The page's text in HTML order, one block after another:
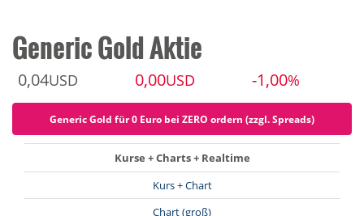
Generic Gold Aktie
0,04USD 0,00USD -1,00%
Generic Gold für 0 Euro bei ZERO ordern (zzgl. Spreads)
Kurse + Charts + Realtime
Kurs + Chart
Chart (groß)